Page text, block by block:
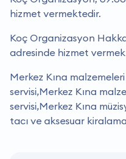
hizmet vermektedir.
Koç Organizasyon
adresinde hizmet
Merkez Kına
servisi,Merkez Kına
servisi,Merkez Kına
tacı ve aksesuar